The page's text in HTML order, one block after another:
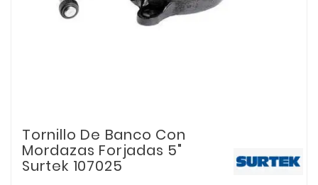
Tornillo De Banco Con
Mordazas Forjadas 5"
Surtek 107025